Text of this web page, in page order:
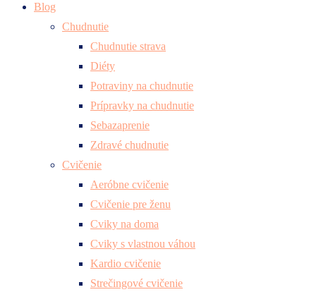
Blog
Chudnutie
Chudnutie strava
Diéty
Potraviny na chudnutie
Prípravky na chudnutie
Sebazaprenie
Zdravé chudnutie
Cvičenie
Aeróbne cvičenie
Cvičenie pre ženu
Cviky na doma
Cviky s vlastnou váhou
Kardio cvičenie
Strečingové cvičenie